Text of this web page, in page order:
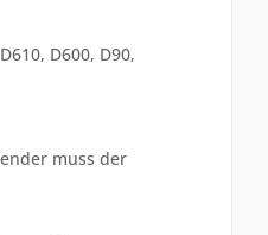
D600, D90,
muss der